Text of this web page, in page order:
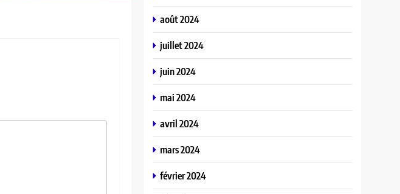
août 2024
juillet 2024
juin 2024
mai 2024
avril 2024
mars 2024
février 2024